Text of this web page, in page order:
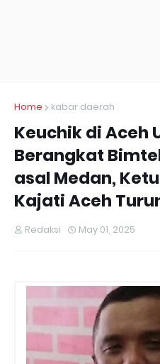
Home kabar daerah
Keuchik di Aceh
Berangkat
asal Medan,
Kajati Aceh
Redaksi May 01, 2025